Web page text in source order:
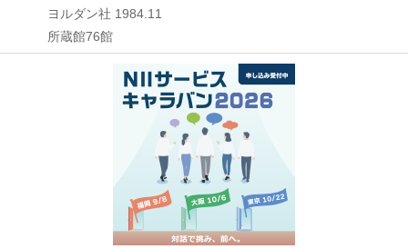
ヨルダン社 1984.11
所蔵館76館